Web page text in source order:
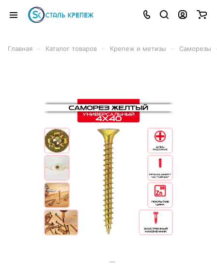
Главная Каталог товаров Крепеж и метизы Саморезы